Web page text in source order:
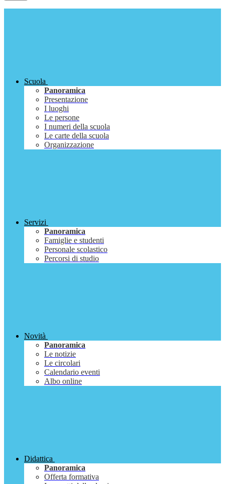
Scuola
Panoramica
Presentazione
I luoghi
Le persone
I numeri della scuola
Le carte della scuola
Organizzazione
Servizi
Panoramica
Famiglie e studenti
Personale scolastico
Percorsi di studio
Novità
Panoramica
Le notizie
Le circolari
Calendario eventi
Albo online
Didattica
Panoramica
Offerta formativa